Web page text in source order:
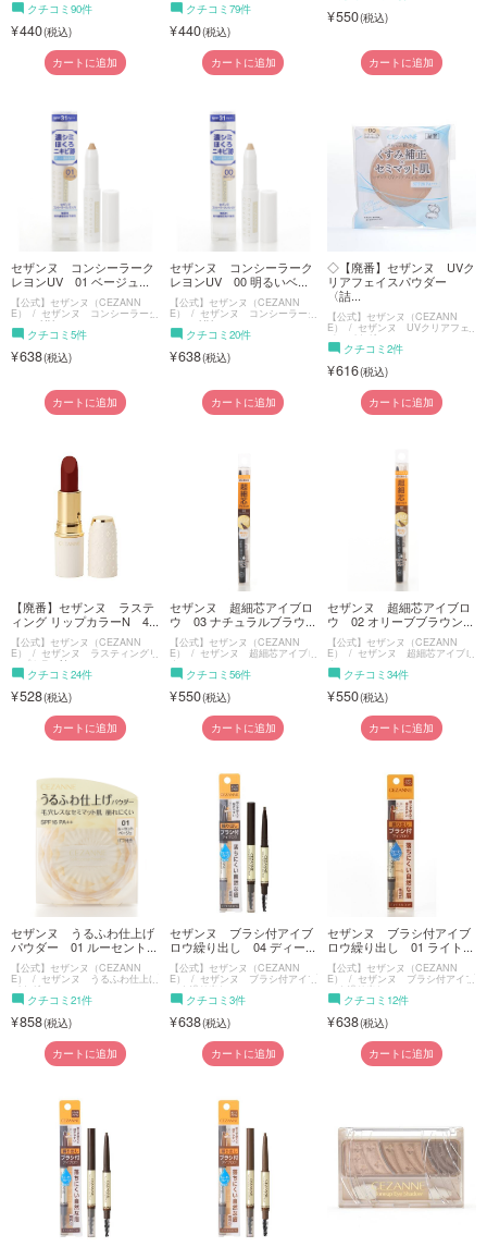
クチコミ90件
440
カートに追加
クチコミ79件
440
カートに追加
550
カートに追加
セザンヌ コンシーラーク
レヨンUV 01 ベージュ...
【公式】セザンヌ（CEZANN
E） セザンヌ コンシーラーク
レヨンUV
クチコミ5件
638
カートに追加
セザンヌ コンシーラーク
レヨンUV 00 明るいベ...
【公式】セザンヌ（CEZANN
E） セザンヌ コンシーラーク
レヨンUV
クチコミ20件
638
カートに追加
◇【廃番】セザンヌ UVク
リアフェイスパウダー
〈詰...
【公式】セザンヌ（CEZANN
E） セザンヌ UVクリアフェ
イスパウダー
クチコミ2件
616
カートに追加
【廃番】セザンヌ ラステ
ィング リップカラーN 4...
【公式】セザンヌ（CEZANN
E） セザンヌ ラスティングリ
ップカラーN
クチコミ24件
528
カートに追加
セザンヌ 超細芯アイブロ
ウ 03 ナチュラルブラウ...
【公式】セザンヌ（CEZANN
E） セザンヌ 超細芯アイブロ
ウ
クチコミ56件
550
カートに追加
セザンヌ 超細芯アイブロ
ウ 02 オリーブブラウン...
【公式】セザンヌ（CEZANN
E） セザンヌ 超細芯アイブロ
ウ
クチコミ34件
550
カートに追加
セザンヌ うるふわ仕上げ
パウダー 01 ルーセント...
【公式】セザンヌ（CEZANN
E） セザンヌ うるふわ仕上げ
パウダー
クチコミ21件
858
カートに追加
セザンヌ ブラシ付アイブ
ロウ繰り出し 04 ディー...
【公式】セザンヌ（CEZANN
E） セザンヌ ブラシ付アイブ
ロウ繰り出し
クチコミ3件
638
カートに追加
セザンヌ ブラシ付アイブ
ロウ繰り出し 01 ライト...
【公式】セザンヌ（CEZANN
E） セザンヌ ブラシ付アイブ
ロウ繰り出し
クチコミ12件
638
カートに追加